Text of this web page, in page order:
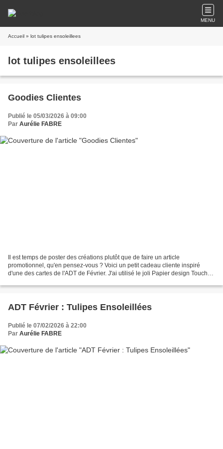
MENU
Accueil » lot tulipes ensoleillees
lot tulipes ensoleillees
Goodies Clientes
Publié le 05/03/2026 à 09:00
Par Aurélie FABRE
Il est temps de poster des créations plutôt que de faire un article
promotionnel, qu'en pensez-vous ? Voici un petit cadeau cliente inspiré
d'une des cartes de l'ADT de Février. J'ai utilisé le joli Papier design Touches
ADT Février : Tulipes Ensoleillées
Publié le 07/02/2026 à 22:00
Par Aurélie FABRE